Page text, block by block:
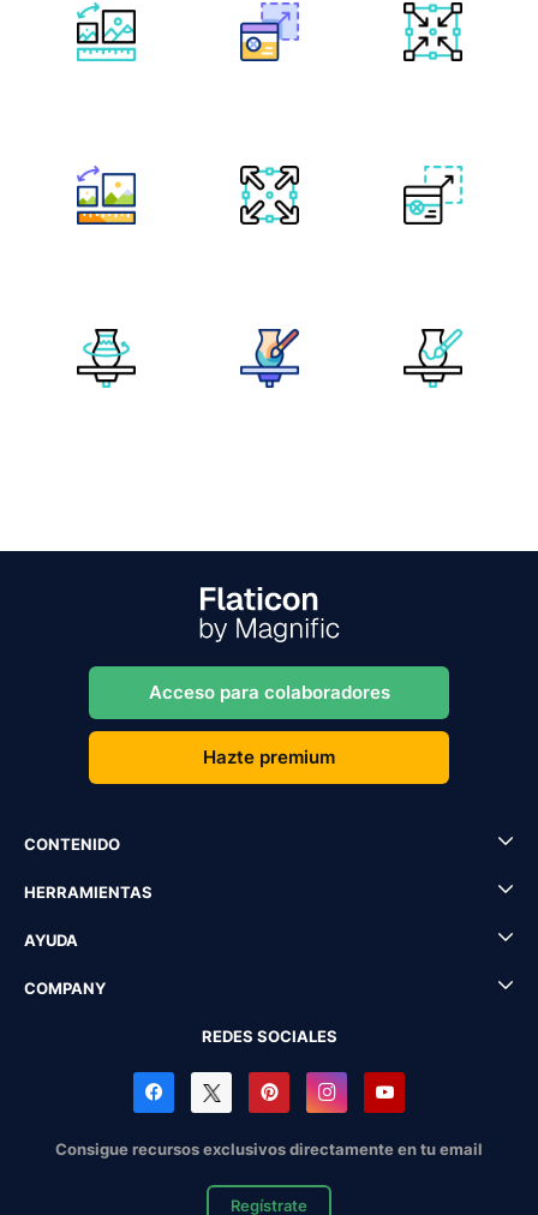
Acceso para colaboradores
Hazte premium
CONTENIDO
HERRAMIENTAS
AYUDA
COMPANY
REDES SOCIALES
Consigue recursos exclusivos directamente en tu email
Regístrate